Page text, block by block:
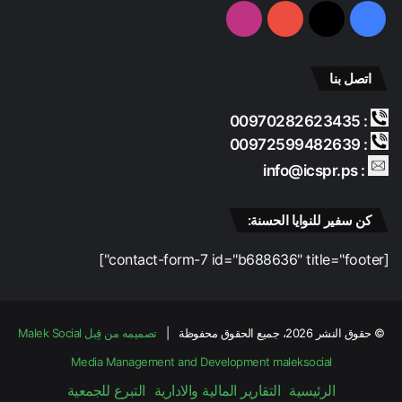
ل
و
ا
ل
ف
و
ض
فيسبوك‫X
‫YouTubeانستقرام
اتصل بنا
: 00970282623435
: 00972599482639
: info@icspr.ps
كن سفير للنوايا الحسنة:
[contact-form-7 id="b688636" title="footer"]
© حقوق النشر 2026، جميع الحقوق محفوظة |
تصميمه من قِبل Malek Social
Media Management and Development maleksocial
الرئيسية التقارير المالية والادارية التبرع للجمعية